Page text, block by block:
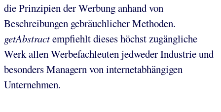
die Prinzipien der Werbung anhand von
Beschreibungen gebräuchlicher Methoden.
getAbstractempfiehlt dieses höchst zugängliche
Werk allen Werbefachleuten jedweder Industrie und
besonders Managern von internetabhängigen
Unternehmen.